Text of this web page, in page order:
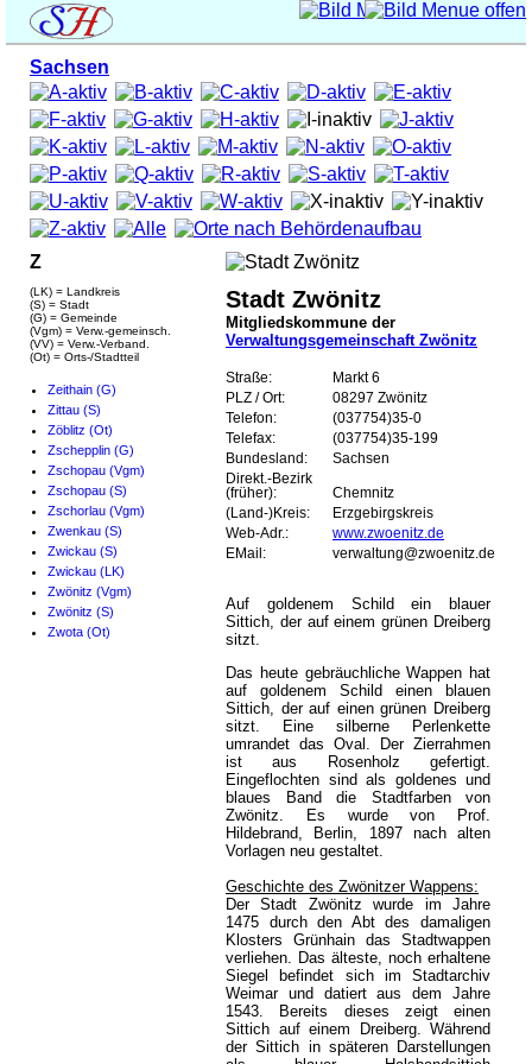
Sachsen
Z
(LK) = Landkreis
(S) = Stadt
(G) = Gemeinde
(Vgm) = Verw.-gemeinsch.
(VV) = Verw.-Verband.
(Ot) = Orts-/Stadtteil
Zeithain (G)
Zittau (S)
Zöblitz (Ot)
Zschepplin (G)
Zschopau (Vgm)
Zschopau (S)
Zschorlau (Vgm)
Zwenkau (S)
Zwickau (S)
Zwickau (LK)
Zwönitz (Vgm)
Zwönitz (S)
Zwota (Ot)
Stadt Zwönitz
Mitgliedskommune der
Verwaltungsgemeinschaft Zwönitz
Straße:
Markt 6
PLZ / Ort:
08297 Zwönitz
Telefon:
(037754)35-0
Telefax:
(037754)35-199
Bundesland:
Sachsen
Direkt.-Bezirk
(früher):
Chemnitz
(Land-)Kreis:
Erzgebirgskreis
Web-Adr.:
www.zwoenitz.de
EMail:
verwaltung@zwoenitz.de
Auf goldenem Schild ein blauer
Sittich, der auf einem grünen Dreiberg
sitzt.
Das heute gebräuchliche Wappen hat
auf goldenem Schild einen blauen
Sittich, der auf einen grünen Dreiberg
sitzt. Eine silberne Perlenkette
umrandet das Oval. Der Zierrahmen
ist aus Rosenholz gefertigt.
Eingeflochten sind als goldenes und
blaues Band die Stadtfarben von
Zwönitz. Es wurde von Prof.
Hildebrand, Berlin, 1897 nach alten
Vorlagen neu gestaltet.
Geschichte des Zwönitzer Wappens:
Der Stadt Zwönitz wurde im Jahre
1475 durch den Abt des damaligen
Klosters Grünhain das Stadtwappen
verliehen. Das älteste, noch erhaltene
Siegel befindet sich im Stadtarchiv
Weimar und datiert aus dem Jahre
1543. Bereits dieses zeigt einen
Sittich auf einem Dreiberg. Während
der Sittich in späteren Darstellungen